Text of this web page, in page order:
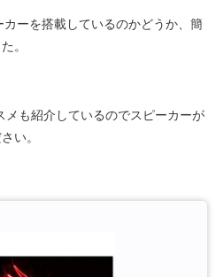
カーを搭載しているのかどうか、簡
。
メも紹介しているのでスピーカーが
い。